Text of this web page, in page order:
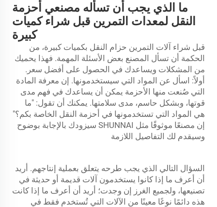
ما الذي يجب أن تسأله مصنعي أحزمة
النقل لمعدات التمرين قبل شراء كميات
كبيرة
قبل شراء آلات التمرين حزام النقل بكميات كبيرة، من
الحكمة أن تسأل المصنع بعض الأسئلة المهمة. فهذا يحميك
من المشكلات ويساعدك في الحصول على أفضل سعر.
أولاً: اسأل عن المواد التي سيستخدمونها. إن معرفة المادة
التي صُنعت منها الأحزمة يمكن أن يساعدك في فهم مدى
قوتها، وبشكل حاسم، مدى سلامتها. يمكنك أن تقول: "ما
هي المواد التي تستخدمونها في أحزمة النقل الخاصة بكم؟"
إن مصنعًا موثوقًا مثل SHUNNAI سيزودك بالإجابة بوضوح
وسيقدم لك التفاصيل اللازمة
السؤال التالي الذي يجب طرحه يتعلق بعملية إنتاجهم. أريد
أن أعرف ما إذا كانوا يستخدمون آلات قديمة أو حديثة في
تصنيعها، ولجميع الغرز إن وجدت؛ أريد أن أعرف ما إذا كانت
هذه دائمًا نوعًا معينًا من الآلات التي تُستخدم فقط في